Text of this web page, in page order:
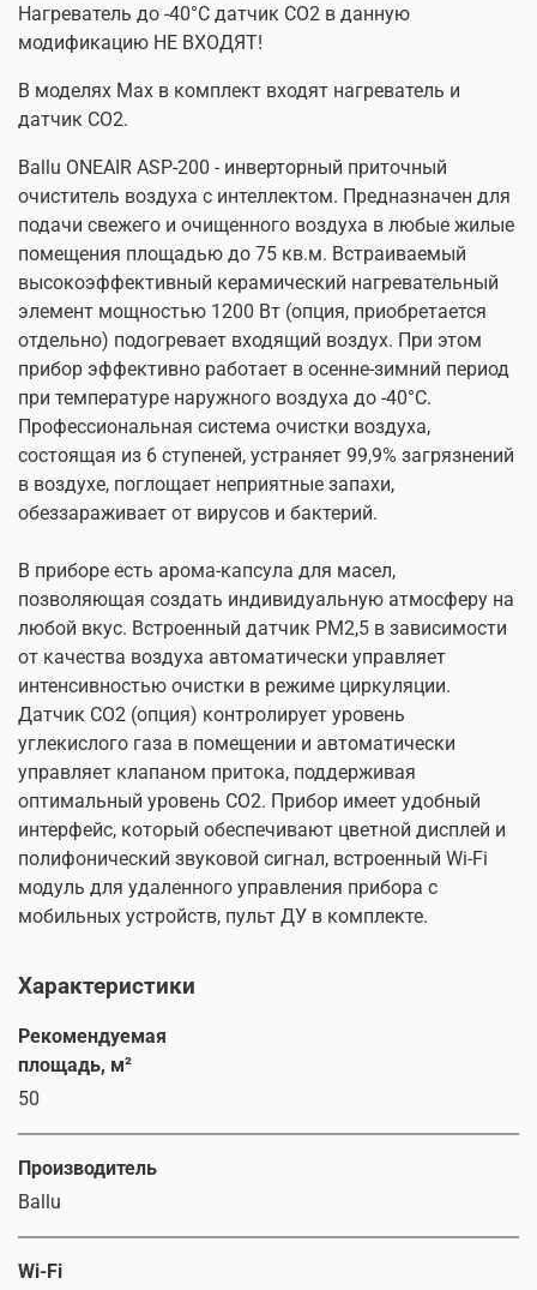
Нагреватель до -40°С датчик CO2 в данную
модификацию НЕ ВХОДЯТ!
В моделях Max в комплект входят нагреватель и
датчик CO2.
Ballu ONEAIR ASP-200 - инверторный приточный
очиститель воздуха с интеллектом. Предназначен для
подачи свежего и очищенного воздуха в любые жилые
помещения площадью до 75 кв.м. Встраиваемый
высокоэффективный керамический нагревательный
элемент мощностью 1200 Вт (опция, приобретается
отдельно) подогревает входящий воздух. При этом
прибор эффективно работает в осенне-зимний период
при температуре наружного воздуха до -40°С.
Профессиональная система очистки воздуха,
состоящая из 6 ступеней, устраняет 99,9% загрязнений
в воздухе, поглощает неприятные запахи,
обеззараживает от вирусов и бактерий.
В приборе есть арома-капсула для масел,
позволяющая создать индивидуальную атмосферу на
любой вкус. Встроенный датчик РМ2,5 в зависимости
от качества воздуха автоматически управляет
интенсивностью очистки в режиме циркуляции.
Датчик CO2 (опция) контролирует уровень
углекислого газа в помещении и автоматически
управляет клапаном притока, поддерживая
оптимальный уровень CO2. Прибор имеет удобный
интерфейс, который обеспечивают цветной дисплей и
полифонический звуковой сигнал, встроенный Wi-Fi
модуль для удаленного управления прибора с
мобильных устройств, пульт ДУ в комплекте.
Характеристики
Рекомендуемая
площадь, м²
50
Производитель
Ballu
Wi-Fi